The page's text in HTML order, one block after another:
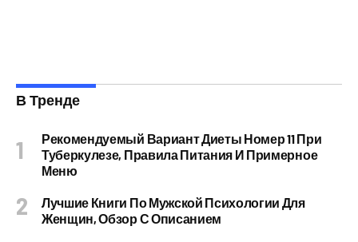
В Тренде
Рекомендуемый Вариант Диеты Номер 11 При
Туберкулезе, Правила Питания И Примерное
Меню
Лучшие Книги По Мужской Психологии Для
Женщин, Обзор С Описанием